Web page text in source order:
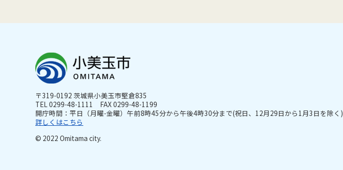
〒319-0192 茨城県小美玉市堅倉835
TEL 0299-48-1111 FAX 0299-48-1199
開庁時間：平日（月曜-金曜）午前8時45分から午後4時30分まで(祝日、12月29日から1月3日を除く)
詳しくはこちら
© 2022 Omitama city.